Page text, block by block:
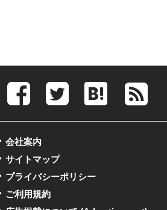
会社案内
サイトマップ
プライバシーポリシー
ご利用規約